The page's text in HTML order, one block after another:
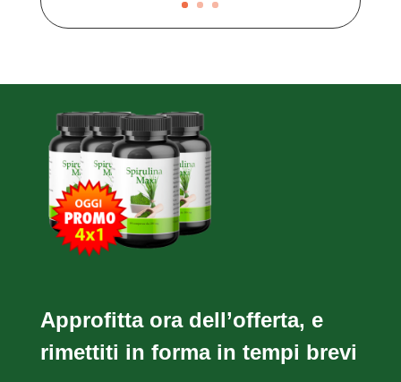
Approfitta ora dell’offerta, e
rimettiti in forma in tempi brevi